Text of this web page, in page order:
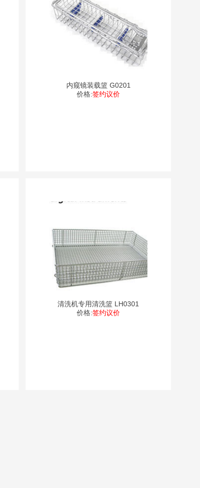
内窥镜装载篮 G0201
价格:签约议价
清洗机专用清洗篮 LH0301
价格:签约议价